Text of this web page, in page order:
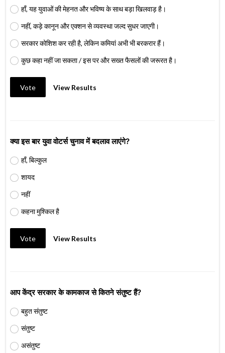
हाँ, यह युवाओं की मेहनत और भविष्य के साथ बड़ा खिलवाड़ है।
नहीं, कड़े कानून और एक्शन से व्यवस्था जल्द सुधर जाएगी।
सरकार कोशिश कर रही है, लेकिन कमियां अभी भी बरकरार हैं।
कुछ कहा नहीं जा सकता / इस पर और सख्त फैसलों की जरूरत है।
Vote View Results
क्या इस बार युवा वोटर्स चुनाव में बदलाव लाएंगे?
हाँ, बिल्कुल
शायद
नहीं
कहना मुश्किल है
Vote View Results
आप केंद्र सरकार के कामकाज से कितने संतुष्ट हैं?
बहुत संतुष्ट
संतुष्ट
असंतुष्ट